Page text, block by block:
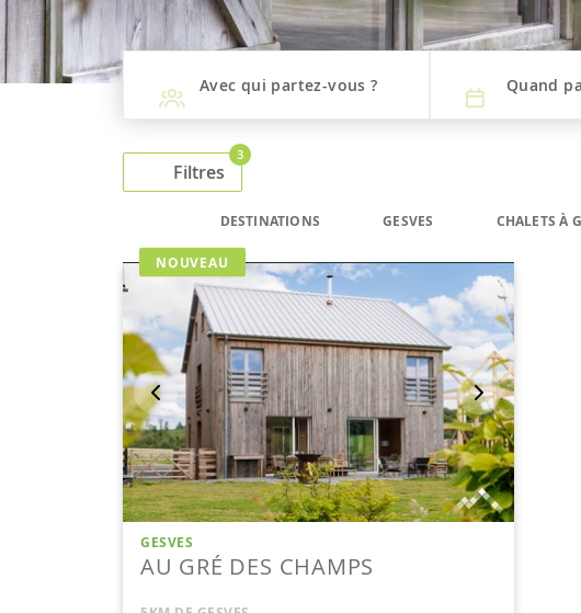
Avec qui partez-vous ? Quand
Filtres
3
DESTINATIONS GESVES CHALETS À